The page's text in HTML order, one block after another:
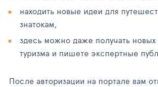
находить новые идеи для
знатокам,
здесь можно даже получать
туризма и пишете экспертные
После авторизации на портале вам